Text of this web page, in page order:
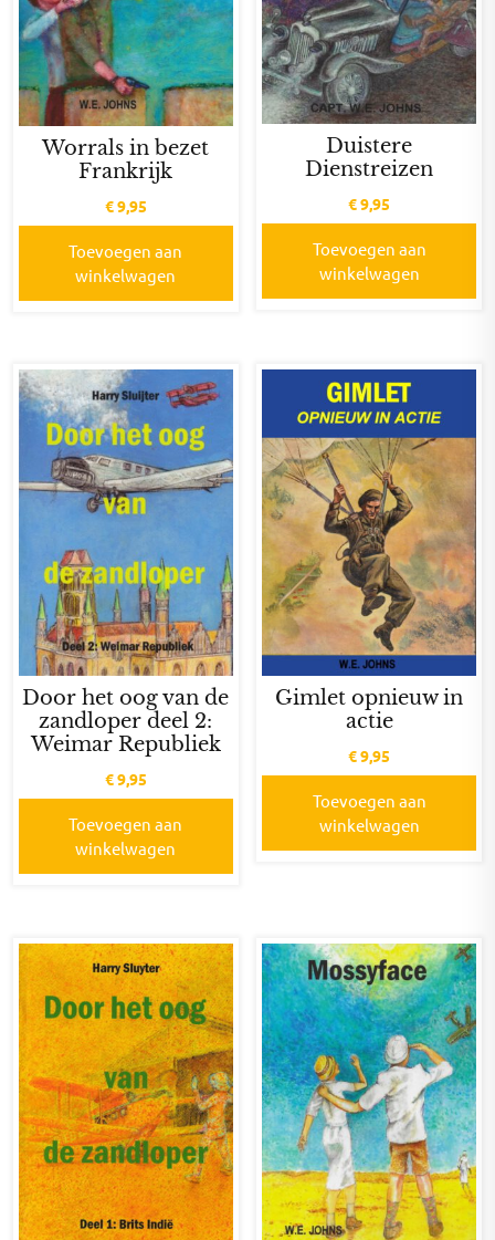
Worrals in bezet
Frankrijk
€9,95
Toevoegen aan
winkelwagen
Duistere
Dienstreizen
€9,95
Toevoegen aan
winkelwagen
Door het oog van de
zandloper deel 2:
Weimar Republiek
€9,95
Toevoegen aan
winkelwagen
Gimlet opnieuw in
actie
€9,95
Toevoegen aan
winkelwagen